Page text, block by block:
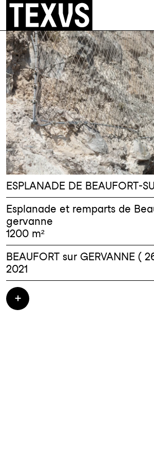
Équipements
Logements
Illustrations
Codex
Infos
Contact
ESPLANADE DE BEAUFORT-
Esplanade et remparts de
gervanne
1200 m²
BEAUFORT sur GERVANNE (
2021
Restructuration des espaces
aménagement paysager -